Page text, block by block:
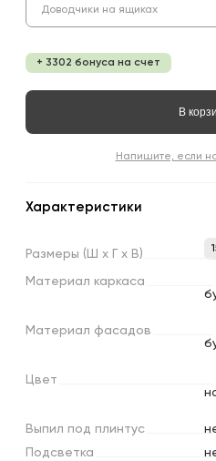
Доводчики на ящиках
+ 3302 бонуса на счет
В
Напишите, если
Характеристики
Размеры (Ш х х В)
Материал каркаса
Материал фасадов
Цвет
Выпил под плинтус
Подсветка